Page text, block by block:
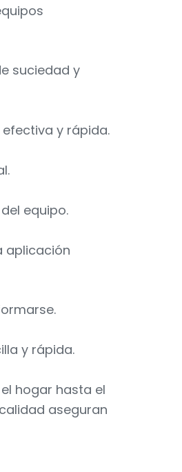
suciedad y
y rápida.
equipo.
aplicación
y rápida.
hogar hasta el
aseguran